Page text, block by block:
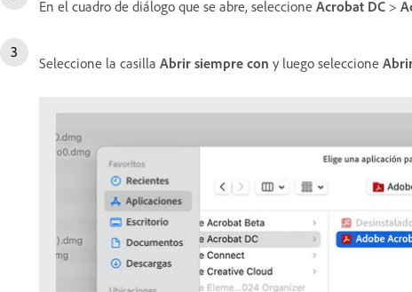
En el cuadro de diálogo que se abre, seleccione Acrobat DC >
Seleccione la casilla Abrir siempre con y luego seleccione